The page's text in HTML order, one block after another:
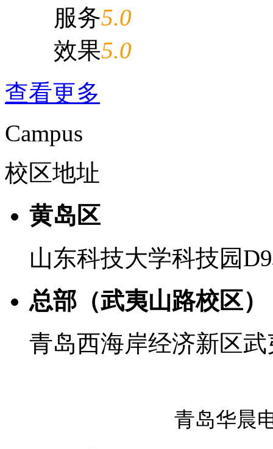
服务5.0
效果5.0
查看更多
Campus
校区地址
黄岛区
山东科技大学科技园
总部（武夷山路校区）
青岛西海岸经济新区
青岛华晨